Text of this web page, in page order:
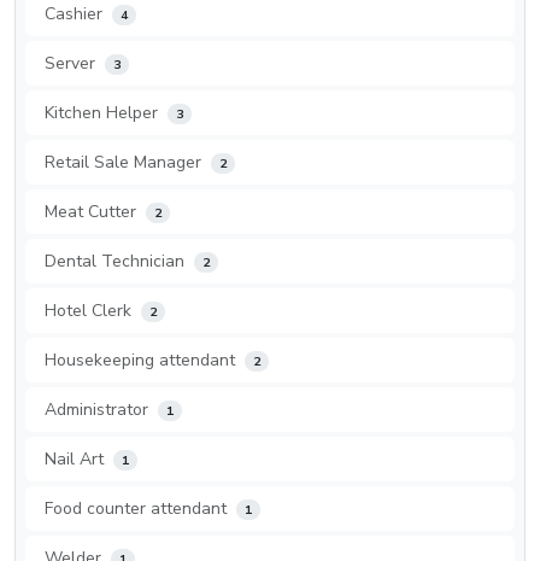
Cashier 4
Server 3
Kitchen Helper 3
Retail Sale Manager 2
Meat Cutter 2
Dental Technician 2
Hotel Clerk 2
Housekeeping attendant 2
Administrator 1
Nail Art 1
Food counter attendant 1